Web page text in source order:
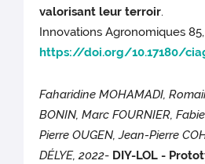
valorisant leur terroir.
Innovations Agronomiques
https://doi.org/10.17180/
Faharidine MOHAMADI,
BONIN, Marc FOURNIER,
Pierre OUGEN, Jean-Pierre
DÉLYE, 2022- DIY-LOL -